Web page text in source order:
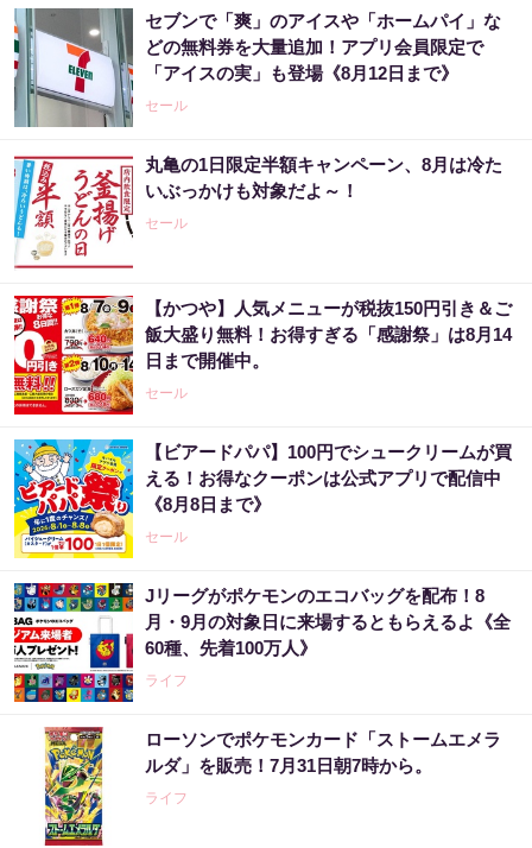
セブンで「爽」のアイスや「ホームパイ」な
どの無料券を大量追加！アプリ会員限定で
「アイスの実」も登場《8月12日まで》
セール
丸亀の1日限定半額キャンペーン、8月は冷た
いぶっかけも対象だよ～！
セール
【かつや】人気メニューが税抜150円引き＆ご
飯大盛り無料！お得すぎる「感謝祭」は8月14
日まで開催中。
セール
【ビアードパパ】100円でシュークリームが買
える！お得なクーポンは公式アプリで配信中
《8月8日まで》
セール
Jリーグがポケモンのエコバッグを配布！8
月・9月の対象日に来場するともらえるよ《全
60種、先着100万人》
ライフ
ローソンでポケモンカード「ストームエメラ
ルダ」を販売！7月31日朝7時から。
ライフ